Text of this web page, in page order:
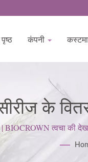
कंपनी
के
BIOCROWN त्वचा की